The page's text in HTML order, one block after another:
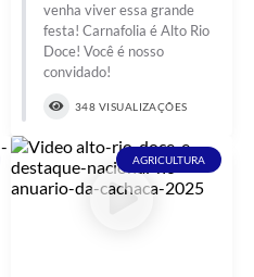
venha viver essa grande
festa! Carnafolia é Alto Rio
Doce! Você é nosso
convidado!
348 VISUALIZAÇÕES
AGRICULTURA